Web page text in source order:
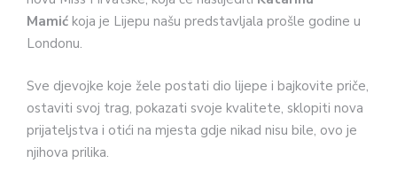
Mamić koja je Lijepu našu predstavljala prošle godine u
Londonu.
Sve djevojke koje žele postati dio lijepe i bajkovite priče,
ostaviti svoj trag, pokazati svoje kvalitete, sklopiti nova
prijateljstva i otići na mjesta gdje nikad nisu bile, ovo je
njihova prilika.